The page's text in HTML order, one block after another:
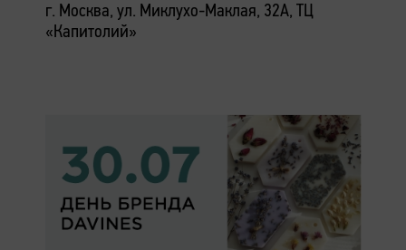
г. Москва, ул. Миклухо-Маклая, 32А, ТЦ
«Капитолий»